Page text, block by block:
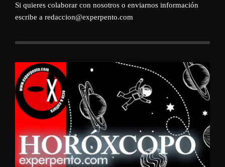
Si quieres colaborar con nosotros o enviarnos información
escribe a redaccion@experpento.com